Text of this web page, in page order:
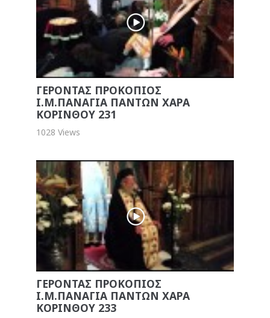
ΓΕΡΟΝΤΑΣ ΠΡΟΚΟΠΙΟΣ
Ι.Μ.ΠΑΝΑΓΙΑ ΠΑΝΤΩΝ ΧΑΡΑ
ΚΟΡΙΝΘΟΥ 231
1028 Views
ΓΕΡΟΝΤΑΣ ΠΡΟΚΟΠΙΟΣ
Ι.Μ.ΠΑΝΑΓΙΑ ΠΑΝΤΩΝ ΧΑΡΑ
ΚΟΡΙΝΘΟΥ 233